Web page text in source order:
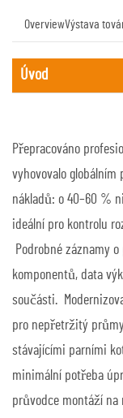
OverviewVýstava
Úvod
Přepracováno
vyhovovalo
nákladů: o 40–60 %
ideální pro kontrolu
Podrobné záznamy
komponentů, data
součásti.
pro nepřetržitý
stávajícími parními
minimální potřeba
průvodce montáží na